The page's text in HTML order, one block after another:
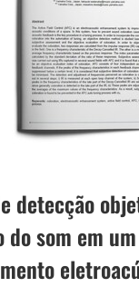
detecção
do som em